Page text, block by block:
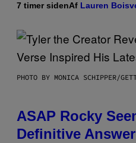
7 timer sidenAf Lauren
PHOTO BY MONICA SCHIPPER/
ASAP Rocky
Definitive